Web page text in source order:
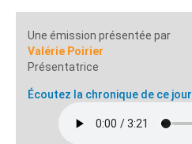
Une émission présentée par
Valérie Poirier
Présentatrice
Écoutez la chronique de ce jour